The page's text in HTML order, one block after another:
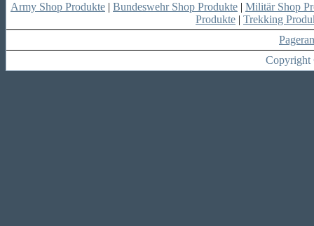
Army Shop Produkte | Bundeswehr Shop Produkte | Militär Shop
Produkte | Trekking